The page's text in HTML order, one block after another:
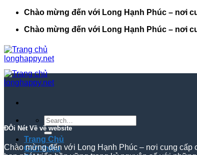
Chào mừng đến với Long Hạnh Phúc – nơi
Chào mừng đến với Long Hạnh Phúc – nơi
Search
for:
Trang Chủ
Giới thiệu
ĐÔi Nét Về về website
Chào mừng đến với Long Hạnh Phúc – nơi cung cấp